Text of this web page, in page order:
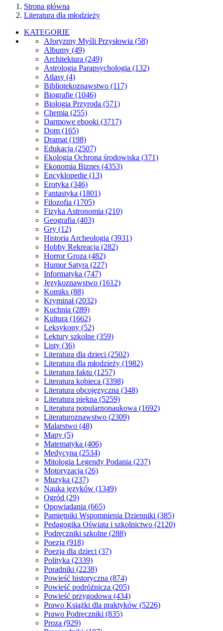
Strona główna
Literatura dla młodzieży
KATEGORIE
Aforyzmy Myśli Przysłowia (58)
Albumy (49)
Architektura (249)
Astrologia Parapsychologia (132)
Atlasy (4)
Bibliotekoznawstwo (117)
Biografie (1046)
Biologia Przyroda (571)
Chemia (255)
Darmowe ebooki (3717)
Dom (165)
Dramat (198)
Edukacja (2507)
Ekologia Ochrona środowiska (371)
Ekonomia Biznes (4353)
Encyklopedie (13)
Erotyka (346)
Fantastyka (1801)
Filozofia (1705)
Fizyka Astronomia (210)
Geografia (403)
Gry (12)
Historia Archeologia (3931)
Hobby Rekreacja (282)
Horror Groza (482)
Humor Satyra (227)
Informatyka (747)
Językoznawstwo (1612)
Komiks (88)
Kryminał(2032)
Kuchnia (289)
Kultura (1662)
Leksykony (52)
Lektury szkolne (359)
Listy (36)
Literatura dla dzieci (2502)
Literatura dla młodzieży (1982)
Literatura faktu (1257)
Literatura kobieca (3398)
Literatura obcojęzyczna (348)
Literatura piękna (5259)
Literatura popularnonaukowa (1692)
Literaturoznawstwo (2309)
Malarstwo (48)
Mapy (5)
Matematyka (406)
Medycyna (2534)
Mitologia Legendy Podania (237)
Motoryzacja (26)
Muzyka (237)
Nauka języków (1349)
Ogród (29)
Opowiadania (665)
Pamiętniki Wspomnienia Dzienniki (385)
Pedagogika Oświata i szkolnictwo (2120)
Podręczniki szkolne (288)
Poezja (918)
Poezja dla dzieci (37)
Polityka (2339)
Poradniki (2238)
Powieść historyczna (874)
Powieść podróżnicza (205)
Powieść przygodowa (434)
Prawo Książki dla praktyków (5226)
Prawo Podręczniki (835)
Proza (929)